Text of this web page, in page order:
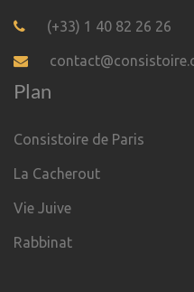
(+33) 1 40 82 26 26
Plan
Consistoire de Paris
La Cacherout
Vie Juive
Rabbinat